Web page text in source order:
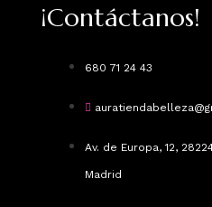
¡Contáctanos!
680 71 24 43
Av. de Europa, 12,
Madrid